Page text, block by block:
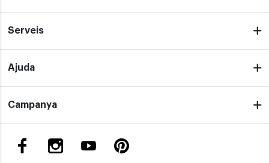
Serveis
Ajuda
Campanya